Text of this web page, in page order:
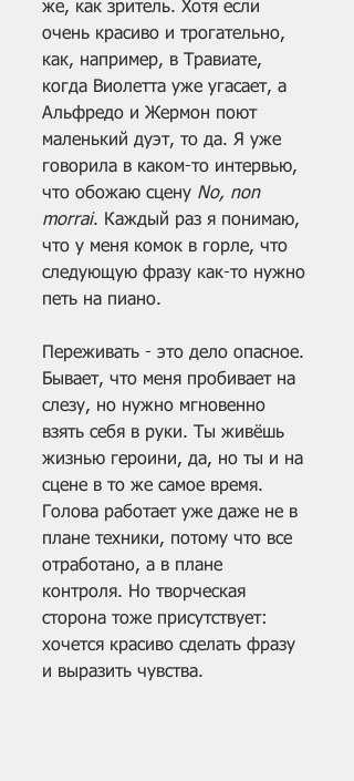
же, как зритель. Хотя если
очень красиво и трогательно,
как, например, в Травиате,
когда Виолетта уже угасает, а
Альфредо и Жермон поют
маленький дуэт, то да. Я уже
говорила в каком-то интервью,
что обожаю сцену No, non
morrai. Каждый раз я понимаю,
что у меня комок в горле, что
следующую фразу как-то нужно
петь на пиано.
Переживать - это дело опасное.
Бывает, что меня пробивает на
слезу, но нужно мгновенно
взять себя в руки. Ты живёшь
жизнью героини, да, но ты и на
сцене в то же самое время.
Голова работает уже даже не в
плане техники, потому что все
отработано, а в плане
контроля. Но творческая
сторона тоже присутствует:
хочется красиво сделать фразу
и выразить чувства.